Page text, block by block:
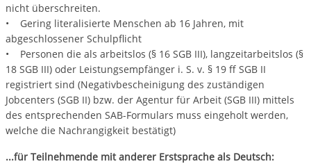
nicht überschreiten.
• Gering literalisierte Menschen ab 16 Jahren, mit
abgeschlossener Schulpflicht
• Personen die als arbeitslos (§ 16 SGB III), langzeitarbeitslos (§
18 SGB III) oder Leistungsempfänger i. S. v. § 19 ff SGB II
registriert sind (Negativbescheinigung des zuständigen
Jobcenters (SGB II) bzw. der Agentur für Arbeit (SGB III) mittels
des entsprechenden SAB-Formulars muss eingeholt werden,
welche die Nachrangigkeit bestätigt)
...für Teilnehmende mit anderer Erstsprache als Deutsch: